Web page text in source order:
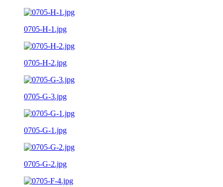
0705-H-1.jpg
0705-H-2.jpg
0705-G-3.jpg
0705-G-1.jpg
0705-G-2.jpg